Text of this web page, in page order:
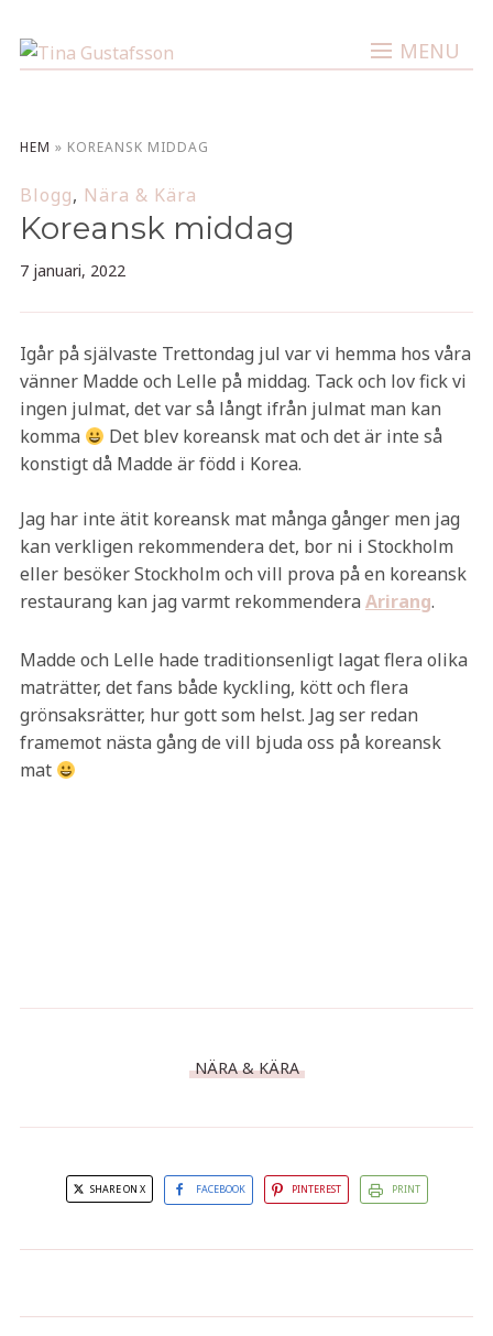
MENU
HEM » KOREANSK MIDDAG
Blogg, Nära & Kära
Koreansk middag
7 januari, 2022
Igår på självaste Trettondag jul var vi hemma hos våra
vänner Madde och Lelle på middag. Tack och lov fick vi
ingen julmat, det var så långt ifrån julmat man kan
komma
Det blev koreansk mat och det är inte så
konstigt då Madde är född i Korea.
Jag har inte ätit koreansk mat många gånger men jag
kan verkligen rekommendera det, bor ni i Stockholm
eller besöker Stockholm och vill prova på en koreansk
restaurang kan jag varmt rekommendera Arirang.
Madde och Lelle hade traditionsenligt lagat flera olika
maträtter, det fans både kyckling, kött och flera
grönsaksrätter, hur gott som helst. Jag ser redan
framemot nästa gång de vill bjuda oss på koreansk
mat
NÄRA & KÄRA
SHARE ON X FACEBOOK PINTEREST PRINT